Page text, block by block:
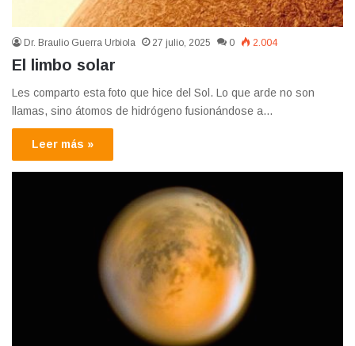
Dr. Braulio Guerra Urbiola 27 julio, 2025 0 2.004
El limbo solar
Les comparto esta foto que hice del Sol. Lo que arde no son
llamas, sino átomos de hidrógeno fusionándose a…
Leer más »